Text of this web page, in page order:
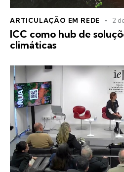
ARTICULAÇÃO EM REDE 2
ICC como hub de
climáticas